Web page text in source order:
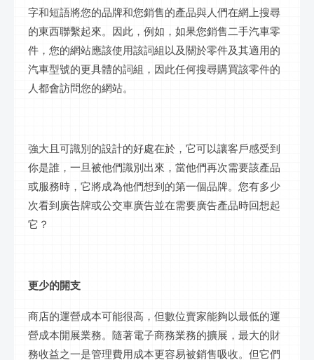
字和短語將您的品牌和您銷售的產品與人們在網上搜尋
的東西聯繫起來。因此，例如，如果您銷售二手汽車零
件，您的網站應該使用該詞組以及關於零件及其適用的
汽車型號的更具體的詞組，因此任何搜尋購買該零件的
人都會訪問您的網站。
強大且可識別的設計的好處在於，它可以讓客戶感受到
你是誰，一旦被他們識別出來，當他們再次需要該產品
或服務時，它將成為他們想到的第一個品牌。您有多少
次看到廣告牌或公交車廣告並在需要廣告產品時回想起
它？
更少的開支
商店的運營成本可能很高，但數位賣家能夠以最低的運
營成本開展業務。隨著電子商務業務的擴展，最大的財
務收益之一是管理費用成本更容易被銷售吸收。但它們